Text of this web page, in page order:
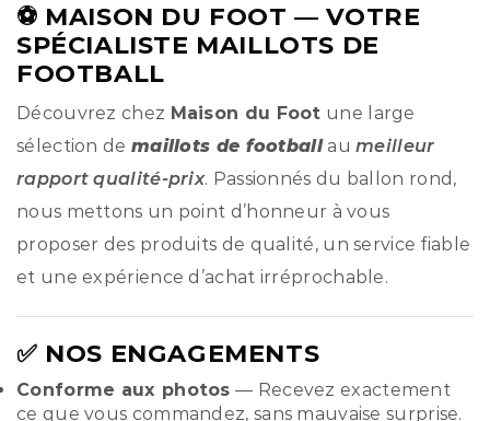
⚽ MAISON DU FOOT — VOTRE
SPÉCIALISTE MAILLOTS DE
FOOTBALL
Découvrez chez Maison du Foot une large
sélection de maillots de footballaumeilleur
rapport qualité-prix. Passionnés du ballon rond,
nous mettons un point d’honneur à vous
proposer des produits de qualité, un service fiable
et une expérience d’achat irréprochable.
✅ NOS ENGAGEMENTS
Conforme aux photos — Recevez exactement
ce que vous commandez, sans mauvaise surprise.